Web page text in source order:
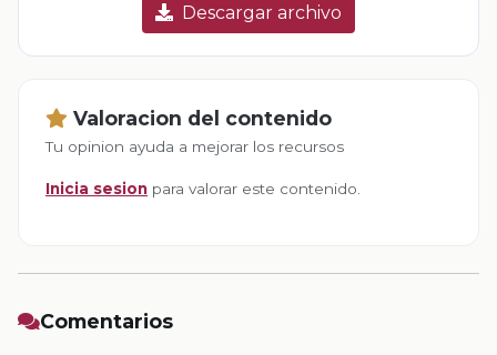
Descargar archivo
Valoracion del contenido
Tu opinion ayuda a mejorar los recursos
Inicia sesion para valorar este contenido.
Comentarios